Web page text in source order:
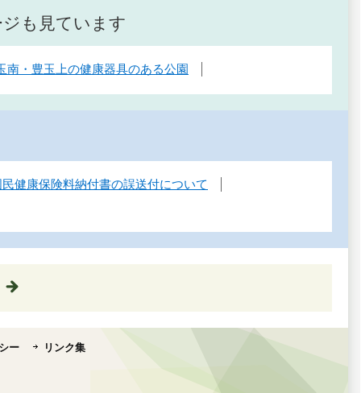
も見ています
南・豊玉上の健康器具のある公園
民健康保険料納付書の誤送付について
ー リンク集